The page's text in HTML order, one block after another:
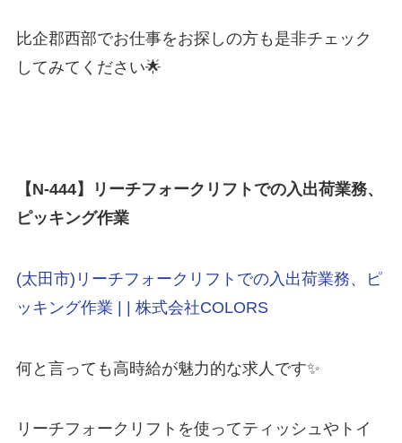
比企郡西部でお仕事をお探しの方も是非チェック
してみてください🌟
【N-444】リーチフォークリフトでの入出荷業務、
ピッキング作業
(太田市)リーチフォークリフトでの入出荷業務、ピ
ッキング作業 | | 株式会社COLORS
何と言っても高時給が魅力的な求人です✨
リーチフォークリフトを使ってティッシュやトイ